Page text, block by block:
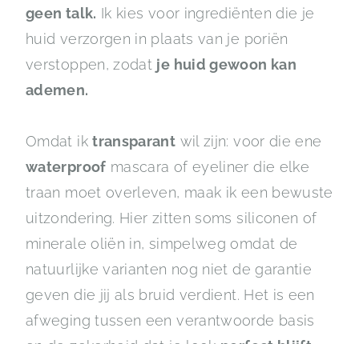
geen talk. Ik kies voor ingrediënten die je
huid verzorgen in plaats van je poriën
verstoppen, zodat je huid gewoon kan
ademen.
Omdat iktransparant wil zijn: voor die ene
waterproof mascara of eyeliner die elke
traan moet overleven, maak ik een bewuste
uitzondering. Hier zitten soms siliconen of
minerale oliën in, simpelweg omdat de
natuurlijke varianten nog niet de garantie
geven die jij als bruid verdient. Het is een
afweging tussen een verantwoorde basis